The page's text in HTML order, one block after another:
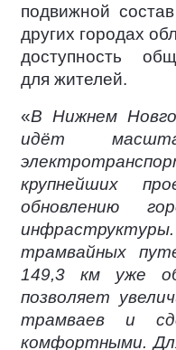
подвижной
других городах
доступность
для жителей.
«В Нижнем
идёт
крупнейших
обновлению
трамвайных
149,3 км уже
позволяет
трамваев и
комфортными.